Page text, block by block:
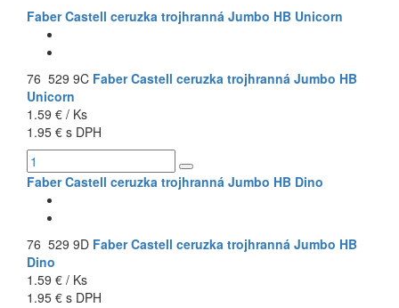
Faber Castell ceruzka trojhranná Jumbo HB Unicorn
76 529 9C Faber Castell ceruzka trojhranná Jumbo HB
Unicorn
1.59 € / Ks
1.95 € s DPH
Faber Castell ceruzka trojhranná Jumbo HB Dino
76 529 9D Faber Castell ceruzka trojhranná Jumbo HB
Dino
1.59 € / Ks
1.95 € s DPH